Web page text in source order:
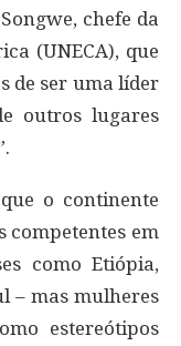
chefe da
(UNECA), que
de ser uma líder
outros lugares
o continente
competentes em
como Etiópia,
– mas mulheres
estereótipos